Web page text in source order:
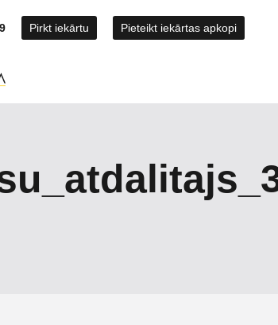
Pirkt iekārtu Pieteikt iekārtas apkopi